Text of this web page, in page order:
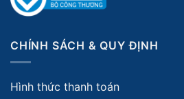
CHÍNH SÁCH & QUY ĐỊNH
Hình thức thanh toán